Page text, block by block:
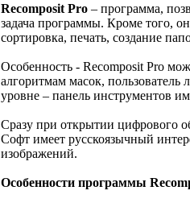
Recomposit Pro – программа,
задача программы. Кроме того,
сортировка, печать, создание
Особенность - Recomposit Pro
алгоритмам масок,
уровне – панель инструментов
Сразу при открытии цифрового
Софт имеет русскоязычный
изображений.
Особенности программы